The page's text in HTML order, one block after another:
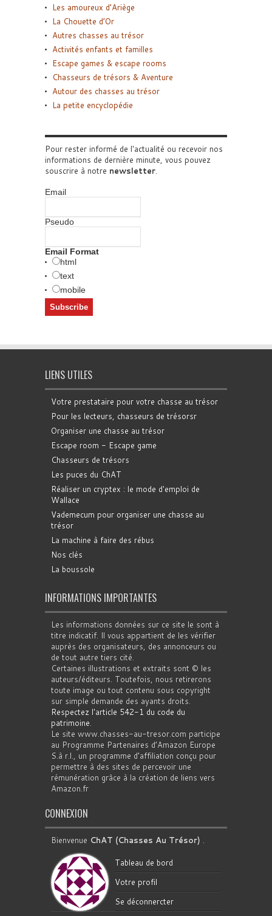
Les amoureux d’Ariège
La Chouette d’Or
Autres chasses au trésor
Activités enfants et familles
Escape games & escape rooms
Chasseurs de trésors & Aventure
Autour des chasses au trésor
La petite encyclopédie
Pour rester informé de l'actualité ou recevoir nos
informations de dernière minute, vous pouvez
souscrire à notre newsletter.
Email
Pseudo
Email Format
html
text
mobile
LIENS UTILES
Votre prestataire pour votre chasse au trésor
Pour les lecteurs, chasseurs de trésorsr
Organiser une chasse au trésor
Escape room - Escape game
Chasseurs de trésors
Les puces du ChAT
Réaliser un cryptex : le mode d'emploi de
Wallace
Vademecum pour organiser une chasse au
trésor
La machine à faire des rébus
Nos clés
La boussole
INFORMATIONS IMPORTANTES
Les informations données sur ce site le sont à
titre indicatif. Il vous appartient de les vérifier
auprès des organisateurs, des annonceurs ou
de tout autre tiers cité.
Certaines illustrations et extraits sont © les
auteurs/éditeurs. Toutefois, nous retirerons
toute image ou tout contenu sous copyright
sur simple demande des ayants droits.
Respectez l'article 542-1 du code du
patrimoine.
Le site www.chasses-au-tresor.com participe
au Programme Partenaires d’Amazon Europe
S.à r.l., un programme d’affiliation conçu pour
permettre à des sites de percevoir une
rémunération grâce à la création de liens vers
Amazon.fr
CONNEXION
Bienvenue ChAT (Chasses Au Trésor) .
Tableau de bord
Votre profil
Se déconnercter